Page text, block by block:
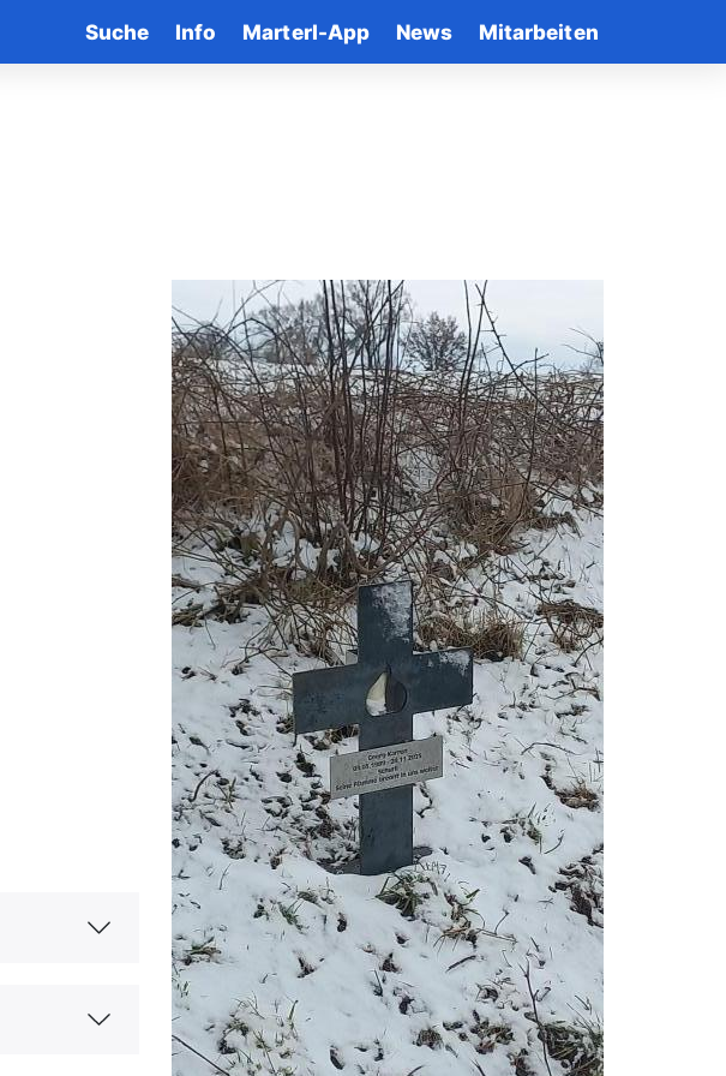
Suche Info Marterl-App News Mitarbeiten